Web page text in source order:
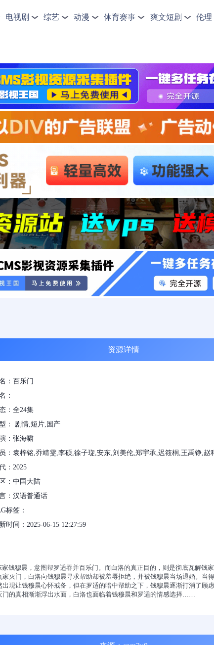
电视剧 综艺 动漫 体育赛事 爽文短剧 伦理
资源详情
：百乐门
：
：全24集
： 剧情,短片,国产
：张海啸
：袁梓铭,乔靖雯,李硕,徐子琁,安东,刘美伦,郑宇承,迟筱桐,王禹铮,赵
：2025
：中国大陆
：汉语普通话
标签：
时间：2025-06-15 12:27:59
钱穆晨，意图帮罗适吞并百乐门。而白洛的真正目的，则是彻底瓦解钱
灭门，白洛向钱穆晨寻求帮助却被羞辱拒绝，并被钱穆晨当场退婚。
现让钱穆晨心怀戒备，但在罗适的暗中帮助之下，钱穆晨逐渐打消了顾
的真相渐渐浮出水面，白洛也面临着钱穆晨和罗适的情感选择……